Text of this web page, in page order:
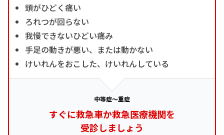
頭がひどく痛い
ろれつが回らない
我慢できないひどい痛み
手足の動きが悪い、または動かない
けいれんをおこした、けいれんしている
中等症～重症
すぐに救急車か救急医療機関を
受診しましょう